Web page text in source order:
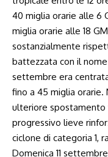
40 miglia orarie alle 6
miglia orarie alle 18
sostanzialmente
battezzata con il nome
settembre era centrata
fino a 45 miglia orarie.
ulteriore spostamento
progressivo lieve
ciclone di categoria 1,
Domenica 11